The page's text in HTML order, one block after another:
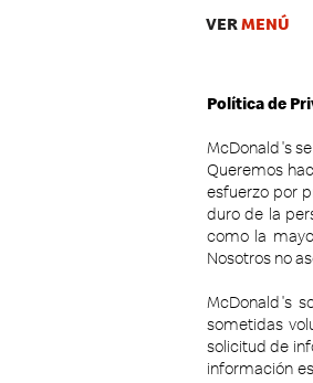
VERMENÚ
Política de
McDonald's
Queremos
esfuerzo por
duro de la
como la
Nosotros no
McDonald's
sometidas
solicitud de
información